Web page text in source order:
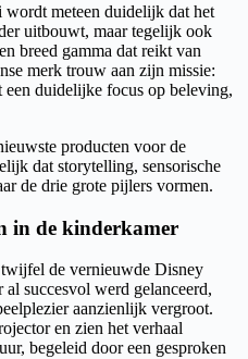
wordt meteen duidelijk dat het
uitbouwt, maar tegelijk ook
breed gamma dat reikt van
merk trouw aan zijn missie:
een duidelijke focus op beleving,
producten voor de
dat storytelling, sensorische
de drie grote pijlers vormen.
in de kinderkamer
de vernieuwde Disney
succesvol werd gelanceerd,
aanzienlijk vergroot.
en zien het verhaal
begeleid door een gesproken